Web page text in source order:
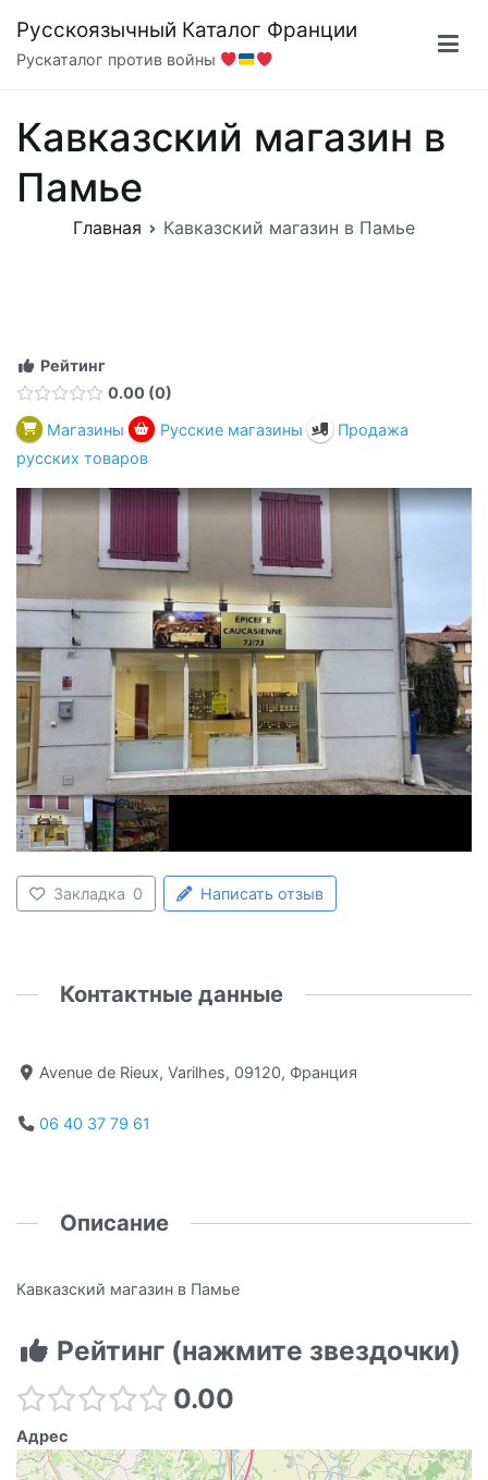
содержимому
Русскоязычный Каталог Франции
Рускаталог против войны
Кавказский магазин в
Памье
Главная Кавказский магазин в Памье
Рейтинг
0.00 0
Магазины
Русские магазины
Продажа
русских товаров
Закладка 0 Написать отзыв
Контактные данные
Avenue de Rieux, Varilhes, 09120, Франция
06 40 37 79 61
Описание
Кавказский магазин в Памье
Рейтинг (нажмите звездочки)
0.00
Адрес